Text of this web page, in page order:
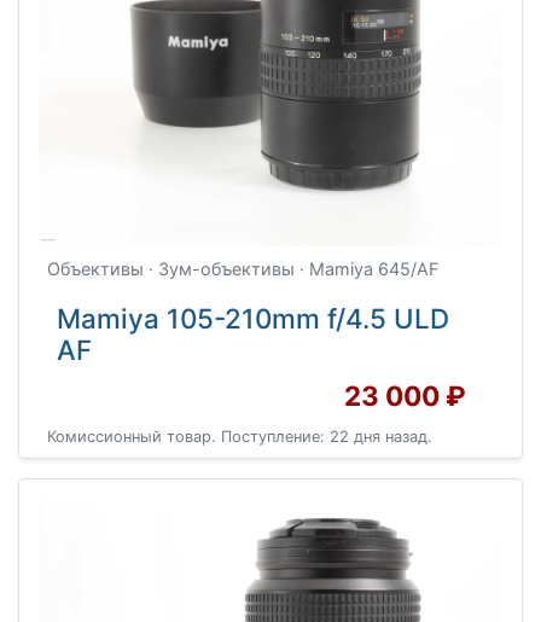
Объективы · Зум-объективы · Mamiya 645/AF
Mamiya 105-210mm f/4.5 ULD
AF
23 000 ₽
Комиссионный товар. Поступление: 22 дня назад.